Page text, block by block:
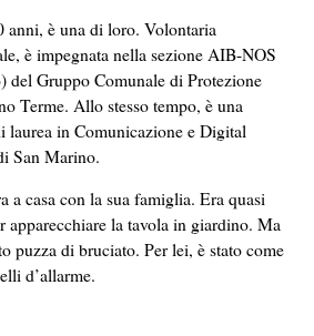
anni, è una di loro. Volontaria
è impegnata nella sezione AIB-NOS
del Gruppo Comunale di Protezione
Terme. Allo stesso tempo, è una
laurea in Comunicazione e Digital
San Marino.
a casa con la sua famiglia. Era quasi
apparecchiare la tavola in giardino. Ma
puzza di bruciato. Per lei, è stato come
d’allarme.